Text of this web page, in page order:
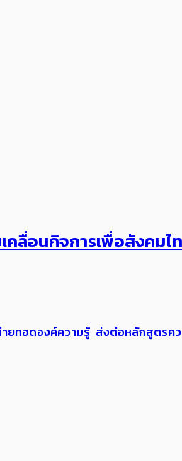
ลื่อนกิจการเพื่อสังคมไ
ยทอดองค์ความรู้ ส่งต่อหลักสูตรค